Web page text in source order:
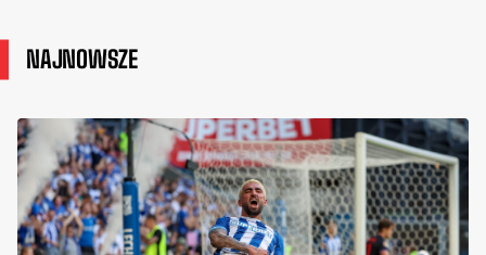
NAJNOWSZE